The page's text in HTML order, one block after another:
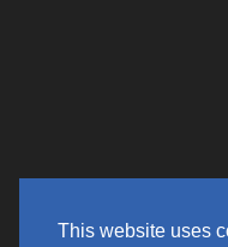
This website uses